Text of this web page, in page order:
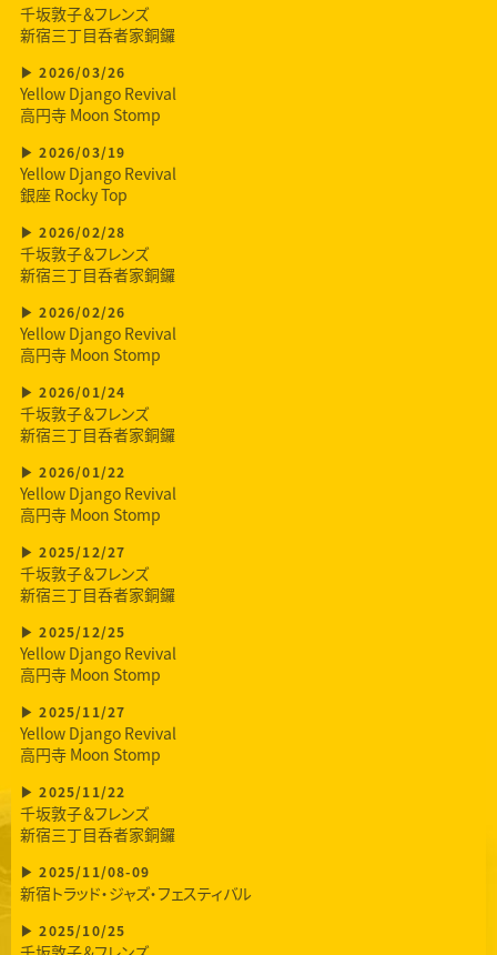
千坂敦子＆フレンズ
新宿三丁目呑者家銅鑼
2026/03/26
Yellow Django Revival
高円寺 Moon Stomp
2026/03/19
Yellow Django Revival
銀座 Rocky Top
2026/02/28
千坂敦子＆フレンズ
新宿三丁目呑者家銅鑼
2026/02/26
Yellow Django Revival
高円寺 Moon Stomp
2026/01/24
千坂敦子＆フレンズ
新宿三丁目呑者家銅鑼
2026/01/22
Yellow Django Revival
高円寺 Moon Stomp
2025/12/27
千坂敦子＆フレンズ
新宿三丁目呑者家銅鑼
2025/12/25
Yellow Django Revival
高円寺 Moon Stomp
2025/11/27
Yellow Django Revival
高円寺 Moon Stomp
2025/11/22
千坂敦子＆フレンズ
新宿三丁目呑者家銅鑼
2025/11/08-09
新宿トラッド・ジャズ・フェスティバル
2025/10/25